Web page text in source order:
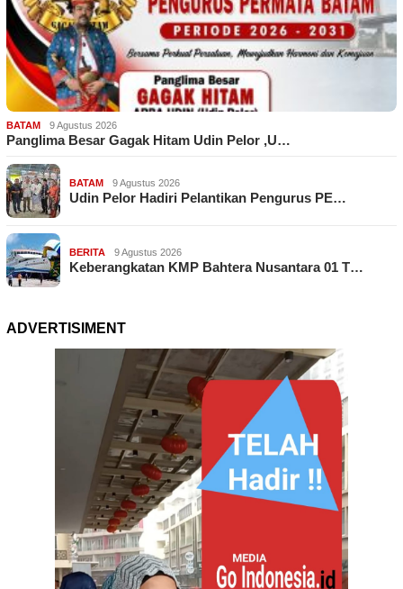
BATAM 9 Agustus 2026
Panglima Besar Gagak Hitam Udin Pelor ,U…
BATAM 9 Agustus 2026
Udin Pelor Hadiri Pelantikan Pengurus PE…
BERITA 9 Agustus 2026
Keberangkatan KMP Bahtera Nusantara 01 T…
ADVERTISIMENT